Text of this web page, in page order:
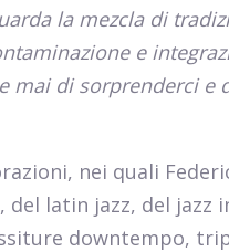
la mezcla di
e
mai di sorprenderci e
nei quali
latin jazz, del jazz
downtempo,